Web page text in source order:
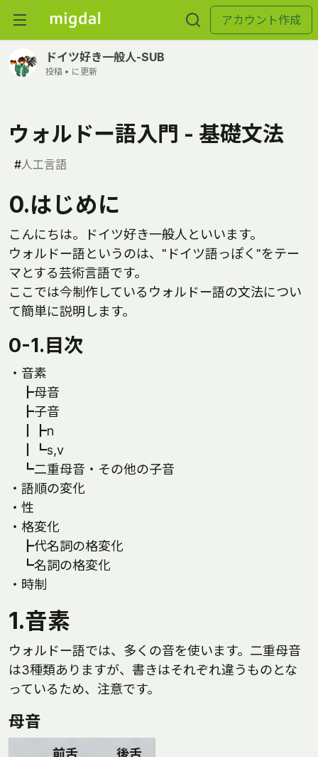
アカウント作成
ドイツ好き一般人-SUB
投稿 • に更新
ウォルドー語入門 - 基礎文法
#人工言語
0.はじめに
こんにちは。ドイツ好き一般人といいます。
ウォルドー語というのは、"ドイツ語っぽく"をテー
マとする芸術言語です。
ここでは今制作しているウォルドー語の文法につい
て簡単に説明します。
0-1.目次
・音素
┣母音
┣子音
┃┣n
┃┗s,v
┗二重母音・その他の子音
・語順の変化
・性
・格変化
┣代名詞の格変化
┗名詞の格変化
・時制
1.音素
ウォルドー語では、多くの音を使います。二重母音
は3種類ありますが、書きはそれぞれ違うものとな
っているため、注意です。
母音
前舌 後舌